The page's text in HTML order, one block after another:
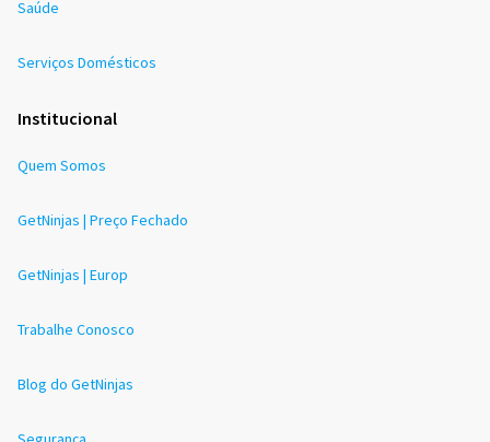
Saúde
Serviços Domésticos
Institucional
Quem Somos
GetNinjas | Preço Fechado
GetNinjas | Europ
Trabalhe Conosco
Blog do GetNinjas